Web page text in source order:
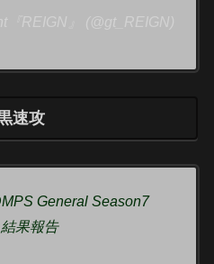
REIGN』 (@gt_REIGN)
速攻
General Season7
果報告